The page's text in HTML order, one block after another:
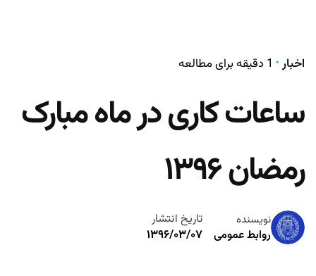
اخبار 1 دقیقه برای مطالعه
ساعات کاری در ماه مبارک
رمضان ۱۳۹۶
نویسنده
روابط عمومی
تاریخ انتشار
۱۳۹۶/۰۳/۰۷